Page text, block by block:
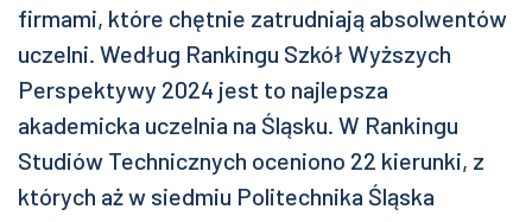
firmami, które chętnie zatrudniają absolwentów
uczelni. Według Rankingu Szkół Wyższych
Perspektywy 2024 jest to najlepsza
akademicka uczelnia na Śląsku. W Rankingu
Studiów Technicznych oceniono 22 kierunki, z
których aż w siedmiu Politechnika Śląska